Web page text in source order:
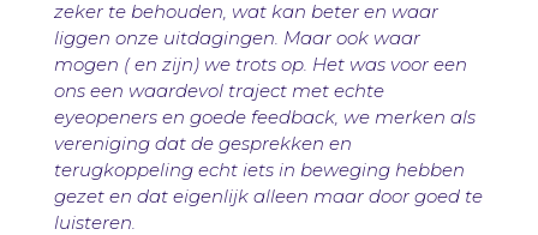
zeker te behouden, wat kan beter en waar
liggen onze uitdagingen. Maar ook waar
mogen ( en zijn) we trots op. Het was voor een
ons een waardevol traject met echte
eyeopeners en goede feedback, we merken als
vereniging dat de gesprekken en
terugkoppeling echt iets in beweging hebben
gezet en dat eigenlijk alleen maar door goed te
luisteren.